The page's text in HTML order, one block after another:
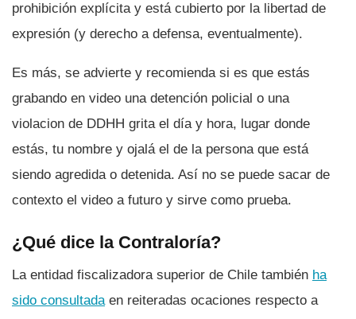
prohibición explí­cita y está cubierto por la libertad de
expresión (y derecho a defensa, eventualmente).
Es más, se advierte y recomienda si es que estás
grabando en video una detención policial o una
violacion de DDHH grita el dí­a y hora, lugar donde
estás, tu nombre y ojalá el de la persona que está
siendo agredida o detenida. Así­ no se puede sacar de
contexto el video a futuro y sirve como prueba.
¿Qué dice la Contralorí­a?
La entidad fiscalizadora superior de Chile también ha
sido consultadaen reiteradas ocaciones respecto a